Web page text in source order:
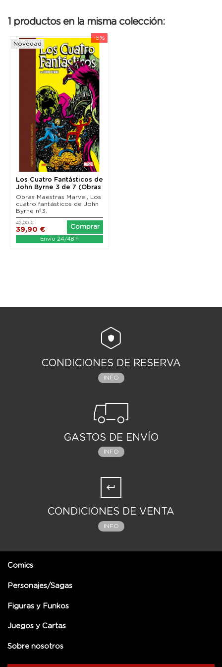
1 productos en la misma colección:
-5%
Novedad
Los Cuatro Fantásticos de
John Byrne 3 de 7 (Obras
Maestras...
Obras Maestras Marvel, Los
cuatro fantásticos de John
Byrne nº3.
39,90 €
42,00 €
Comprar
Envío 24/48 h
CONDICIONES DE RESERVA
INFO
GASTOS DE ENVÍO
INFO
CONDICIONES DE VENTA
INFO
Comics
Personajes/Sagas
Figuras y Funkos
Juegos y Cartas
Sobre nosotros